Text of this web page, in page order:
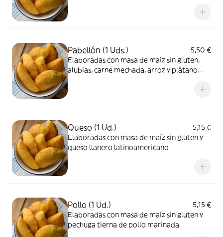
Pabellón (1 Uds.)
5,50 €
Elaboradas con masa de maíz sin gluten,
alubias, carne mechada, arroz y plátano
Queso (1 Ud.)
5,15 €
Elaboradas con masa de maíz sin gluten y
queso llanero latinoamericano
Pollo (1 Ud.)
5,15 €
Elaboradas con masa de maíz sin gluten y
pechuga tierna de pollo marinada